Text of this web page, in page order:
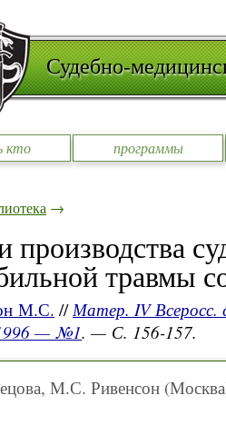
Судебно-
кто программы
→
производства
травмы
М.С. //Матер. IV Всеросс.
— №1. — С. 156-157.
М.С. Ривенсон